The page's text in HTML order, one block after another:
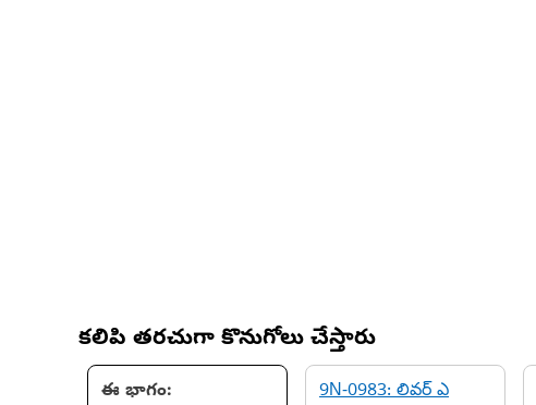
కలిపి తరచుగా కొనుగోలు చేస్తారు
ఈ భాగం:
9N-0983: లివర్ ఎ